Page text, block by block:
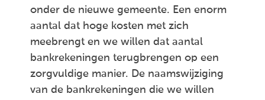
onder de nieuwe gemeente. Een enorm
aantal dat hoge kosten met zich
meebrengt en we willen dat aantal
bankrekeningen terugbrengen op een
zorgvuldige manier. De naamswijziging
van de bankrekeningen die we willen